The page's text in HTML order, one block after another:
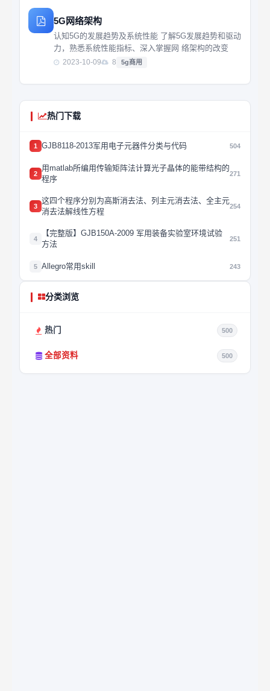
5G网络架构
认知5G的发展趋势及系统性能 了解5G发展趋势和驱动
力，熟悉系统性能指标、深入掌握网 络架构的改变
2023-10-09 8 5g商用
热门下载
1 GJB8118-2013军用电子元器件分类与代码 504
2
用matlab所编用传输矩阵法计算光子晶体的能带结构的
程序
271
3
这四个程序分别为高斯消去法、列主元消去法、全主元
消去法解线性方程
254
4
【完整版】GJB150A-2009 军用装备实验室环境试验
方法
251
5 Allegro常用skill 243
分类浏览
热门 500
全部资料 500